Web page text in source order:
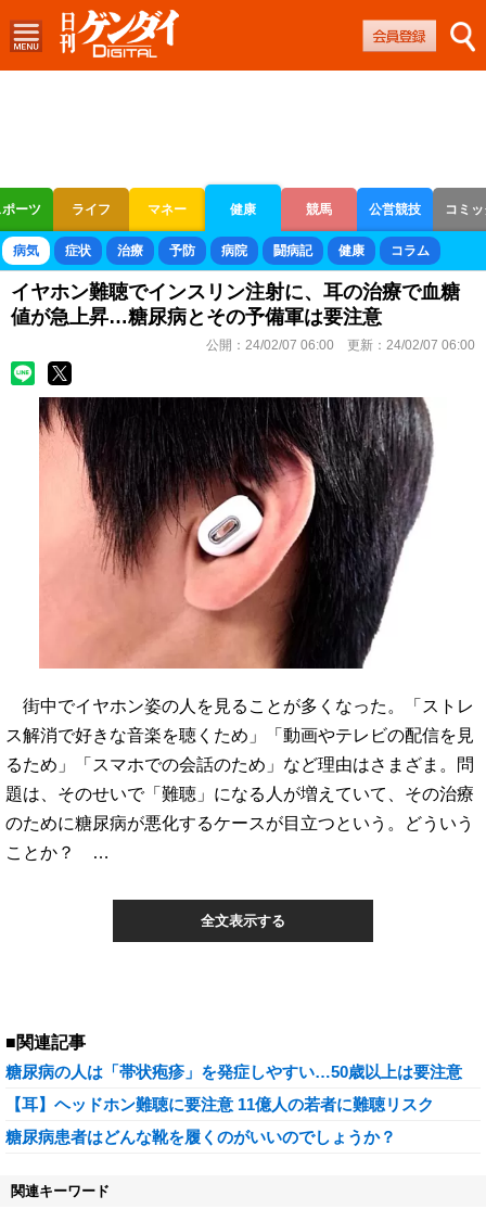
ーツ ライフ マネー 健康 競馬 公営競技 コミ
ボートレース 競輪 オートレース
病気 症状 治療 予防 病院 闘病記 健康 コラム
イヤホン難聴でインスリン注射に、耳の治療で血糖
値が急上昇…糖尿病とその予備軍は要注意
公開： 24/02/07 06:00 更新： 24/02/07 06:00
街中でイヤホン姿の人を見ることが多くなった。「ストレ
ス解消で好きな音楽を聴くため」「動画やテレビの配信を見
るため」「スマホでの会話のため」など理由はさまざま。問
題は、そのせいで「難聴」になる人が増えていて、その治療
のために糖尿病が悪化するケースが目立つという。どういう
ことか？ …
全文表示する
■関連記事
糖尿病の人は「帯状疱疹」を発症しやすい…50歳以上は要注意
【耳】ヘッドホン難聴に要注意 11億人の若者に難聴リスク
糖尿病患者はどんな靴を履くのがいいのでしょうか？
関連キーワード